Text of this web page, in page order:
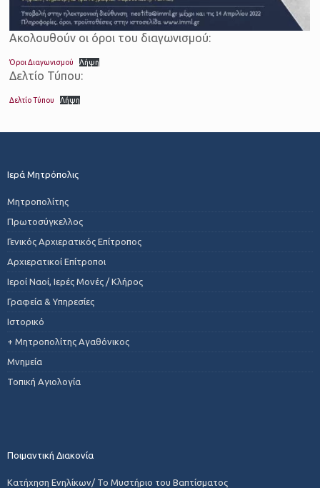
Ακολουθούν οι όροι του διαγωνισμού:
Όροι Διαγωνισμού Λήψη
Δελτίο Τύπου:
Δελτίο Τύπου Λήψη
Ιερά Μητρόπολις
Μητροπολίτης
Πρωτοσύγκελλος
Γενικός Αρχιερατικός Επίτροπος
Αρχιερατικοί Επίτροποι
Ιεροί Ναοί, Ιερές Μονές / Κλήρος
Γραφεία & Υπηρεσίες
Ιστορικό
+ Μητροπολίτης Αγαθόνικος
Μνημεία
Τοπική Αγιολογία
Ποιμαντική Διακονία
Κατήχηση Ενηλίκων/ Το Μυστήριο του Βαπτίσματος